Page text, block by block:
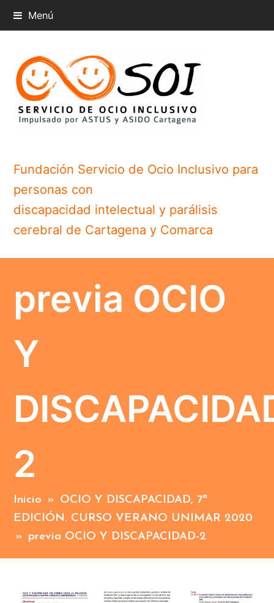
Menú
Fundación Servicio de Ocio Inclusivo para
personas con
discapacidad intelectual y parálisis
cerebral de Cartagena y Comarca
previa OCIO
Y
2
Inicio » OCIO Y DISCAPACIDAD, 7ª
EDICIÓN. CURSO VERANO UNIMAR 2020
» previa OCIO Y DISCAPACIDAD-2